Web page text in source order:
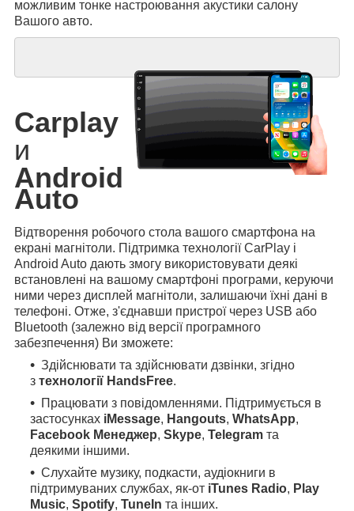
можливим тонке настроювання акустики салону
Вашого авто.
Carplay
и
Android
Auto
Відтворення робочого стола вашого смартфона на
екрані магнітоли. Підтримка технології CarPlay і
Android Auto дають змогу використовувати деякі
встановлені на вашому смартфоні програми, керуючи
ними через дисплей магнітоли, залишаючи їхні дані в
телефоні. Отже, з'єднавши пристрої через USB або
Bluetooth (залежно від версії програмного
забезпечення) Ви зможете:
Здійснювати та здійснювати дзвінки, згідно
з технології HandsFree.
Працювати з повідомленнями. Підтримується в
застосунках iMessage, Hangouts, WhatsApp,
Facebook Менеджер, Skype, Telegram та
деякими іншими.
Слухайте музику, подкасти, аудіокниги в
підтримуваних службах, як-от iTunes Radio, Play
Music, Spotify, TuneIn та інших.